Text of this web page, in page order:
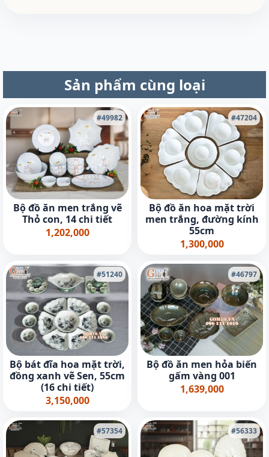
Sản phẩm cùng loại
#49982
Bộ đồ ăn men trắng vẽ
Thỏ con, 14 chi tiết
1,202,000
#47204
Bộ đồ ăn hoa mặt trời
men trắng, đường kính
55cm
1,300,000
#51240
Bộ bát đĩa hoa mặt trời,
đồng xanh vẽ Sen, 55cm
(16 chi tiết)
3,150,000
#46797
Bộ đồ ăn men hỏa biến
gấm vàng 001
1,639,000
#57354 #56333